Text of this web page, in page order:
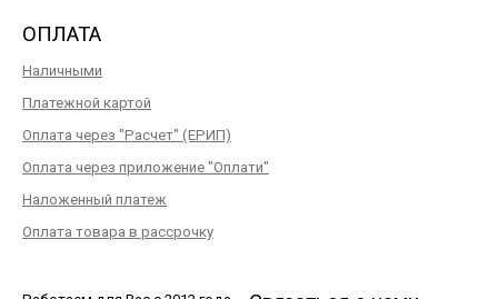
ОПЛАТА
Наличными
Платежной картой
Оплата через "Расчет" (ЕРИП)
Оплата через приложение "Оплати"
Наложенный платеж
Оплата товара в рассрочку